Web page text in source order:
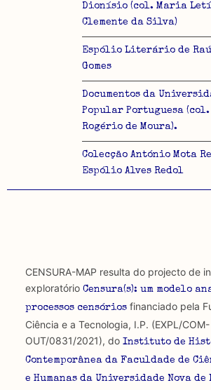
Dionísio (col. Maria
Clemente da Silva)
Espólio Literário de
Gomes
Documentos da
Popular Portuguesa (col.
Rogério de Moura).
Colecção António Mota
Espólio Alves Redol
CENSURA-MAP resulta do projecto de
exploratório Censura(s): um modelo
processos censóriosfinanciado pela
Ciência e a Tecnologia, I.P. (EXPL/COM-
OUT/0831/2021), do Instituto de
Contemporânea da Faculdade de
e Humanas da Universidade Nova de